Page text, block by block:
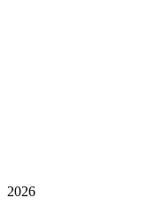
2026